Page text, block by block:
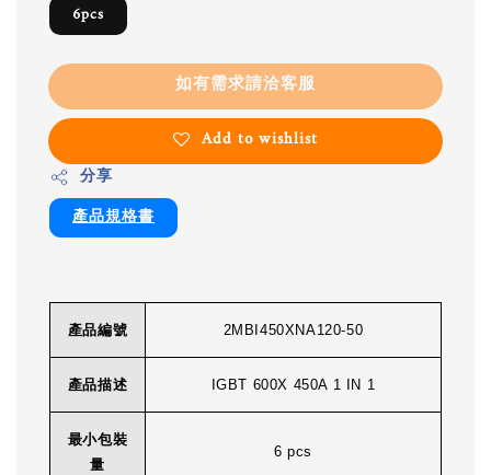
6pcs
如有需求請洽客服
Add to wishlist
分享
產品規格書
產品編號 2MBI450XNA120-50
產品描述 IGBT 600X 450A 1 IN 1
最小包裝
量
6 pcs